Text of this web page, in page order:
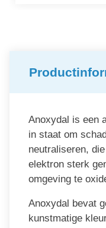
Anoxydal is een
in staat om
neutraliseren,
elektron sterk
omgeving te
Anoxydal bevat
kunstmatige